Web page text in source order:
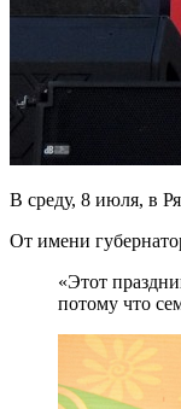
В среду, 8 июля, в
От имени
«Этот
потому что